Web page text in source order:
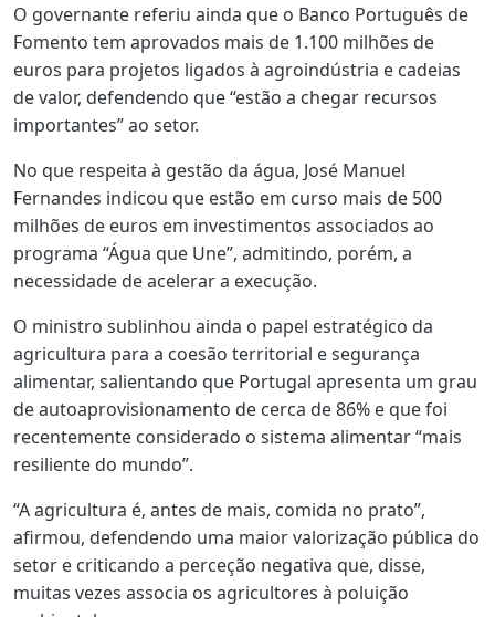
O governante referiu ainda que o Banco Português de
Fomento tem aprovados mais de 1.100 milhões de
euros para projetos ligados à agroindústria e cadeias
de valor, defendendo que “estão a chegar recursos
importantes” ao setor.
No que respeita à gestão da água, José Manuel
Fernandes indicou que estão em curso mais de 500
milhões de euros em investimentos associados ao
programa “Água que Une”, admitindo, porém, a
necessidade de acelerar a execução.
O ministro sublinhou ainda o papel estratégico da
agricultura para a coesão territorial e segurança
alimentar, salientando que Portugal apresenta um grau
de autoaprovisionamento de cerca de 86% e que foi
recentemente considerado o sistema alimentar “mais
resiliente do mundo”.
“A agricultura é, antes de mais, comida no prato”,
afirmou, defendendo uma maior valorização pública do
setor e criticando a perceção negativa que, disse,
muitas vezes associa os agricultores à poluição